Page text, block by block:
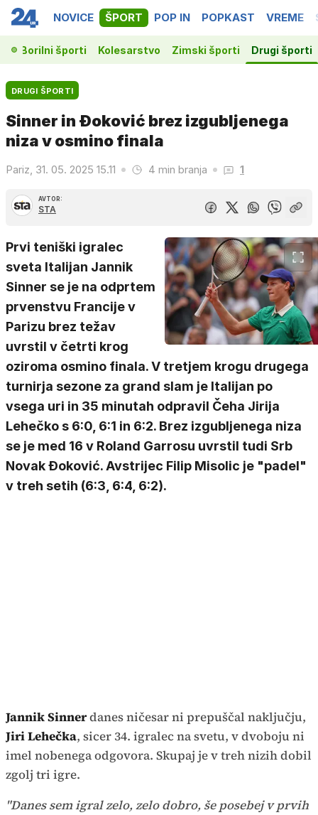
NOVICE ŠPORT POP IN POPKAST VREME
Borilni športi Kolesarstvo Zimski športi Drugi športi
DRUGI ŠPORTI
Sinner in Đoković brez izgubljenega
niza v osmino finala
Pariz, 31. 05. 2025 15.11 4 min branja 1
AVTOR:
STA
Prvi teniški igralec
sveta Italijan Jannik
Sinner se je na odprtem
prvenstvu Francije v
Parizu brez težav
uvrstil v četrti krog
oziroma osmino finala. V tretjem krogu drugega
turnirja sezone za grand slam je Italijan po
vsega uri in 35 minutah odpravil Čeha Jirija
Lehečko s 6:0, 6:1 in 6:2. Brez izgubljenega niza
se je med 16 v Roland Garrosu uvrstil tudi Srb
Novak Đoković. Avstrijec Filip Misolic je "padel"
v treh setih (6:3, 6:4, 6:2).
Jannik Sinnerdanes ničesar ni prepuščal naključju,
Jiri Lehečka, sicer 34. igralec na svetu, v dvoboju ni
imel nobenega odgovora. Skupaj je v treh nizih dobil
zgolj tri igre.
"Danes sem igral zelo, zelo dobro, še posebej v prvih